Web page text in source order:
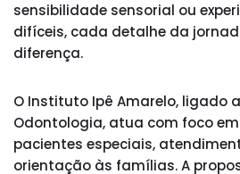
sensibilidade sensorial ou
difíceis, cada detalhe da
diferença.
O Instituto Ipê Amarelo, ligado
Odontologia, atua com foco
pacientes especiais,
orientação às famílias. A